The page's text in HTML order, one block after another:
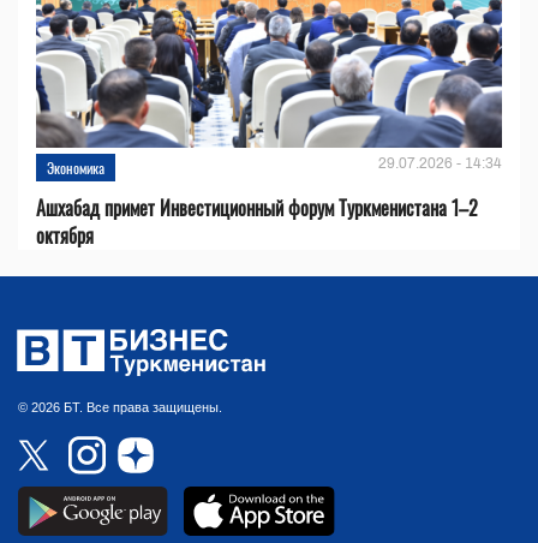
Экономика 29.07.2026 - 14:34
Ашхабад примет Инвестиционный форум Туркменистана 1–2
октября
© 2026 БТ. Все права защищены.